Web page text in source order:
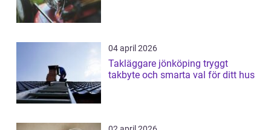
04 april 2026
Takläggare jönköping tryggt
takbyte och smarta val för ditt hus